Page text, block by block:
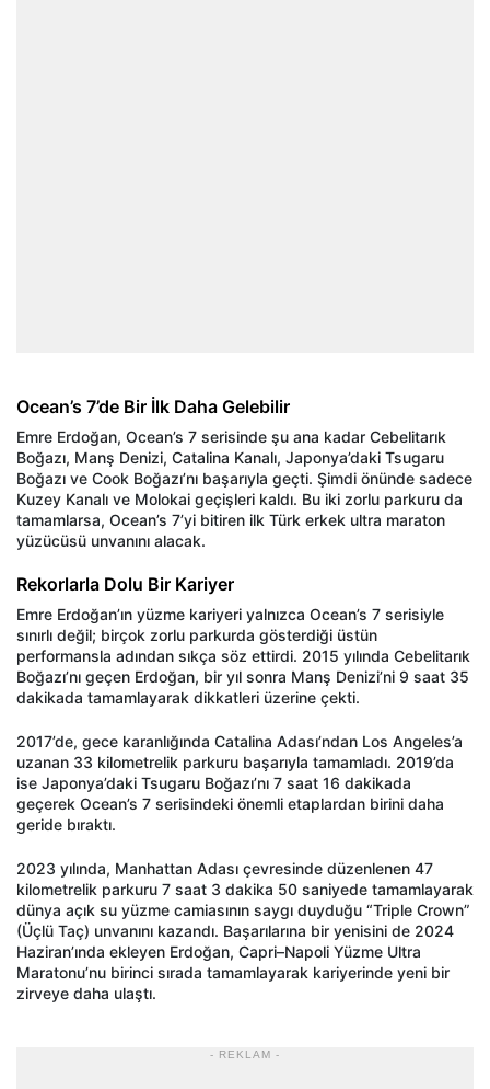
Ocean’s 7’de Bir İlk Daha Gelebilir
Emre Erdoğan, Ocean’s 7 serisinde şu ana kadar Cebelitarık
Boğazı, Manş Denizi, Catalina Kanalı, Japonya’daki Tsugaru
Boğazı ve Cook Boğazı’nı başarıyla geçti. Şimdi önünde sadece
Kuzey Kanalı ve Molokai geçişleri kaldı. Bu iki zorlu parkuru da
tamamlarsa, Ocean’s 7’yi bitiren ilk Türk erkek ultra maraton
yüzücüsü unvanını alacak.
Rekorlarla Dolu Bir Kariyer
Emre Erdoğan’ın yüzme kariyeri yalnızca Ocean’s 7 serisiyle
sınırlı değil; birçok zorlu parkurda gösterdiği üstün
performansla adından sıkça söz ettirdi. 2015 yılında Cebelitarık
Boğazı’nı geçen Erdoğan, bir yıl sonra Manş Denizi’ni 9 saat 35
dakikada tamamlayarak dikkatleri üzerine çekti.
2017’de, gece karanlığında Catalina Adası’ndan Los Angeles’a
uzanan 33 kilometrelik parkuru başarıyla tamamladı. 2019’da
ise Japonya’daki Tsugaru Boğazı’nı 7 saat 16 dakikada
geçerek Ocean’s 7 serisindeki önemli etaplardan birini daha
geride bıraktı.
2023 yılında, Manhattan Adası çevresinde düzenlenen 47
kilometrelik parkuru 7 saat 3 dakika 50 saniyede tamamlayarak
dünya açık su yüzme camiasının saygı duyduğu “Triple Crown”
(Üçlü Taç) unvanını kazandı. Başarılarına bir yenisini de 2024
Haziran’ında ekleyen Erdoğan, Capri–Napoli Yüzme Ultra
Maratonu’nu birinci sırada tamamlayarak kariyerinde yeni bir
zirveye daha ulaştı.
- REKLAM -